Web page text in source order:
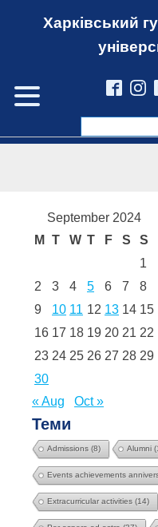
Харківський
September 2024
M
T W T F S
S
1
2
3 4 5 6 7
8
9
10 11 12 13 14 15
16 17 18 19 20 21 22
23 24 25 26 27 28 29
30
« Aug
Oct »
Теми
Admissions (8) Alumni
Events achievements
Extracurricular activities (14)